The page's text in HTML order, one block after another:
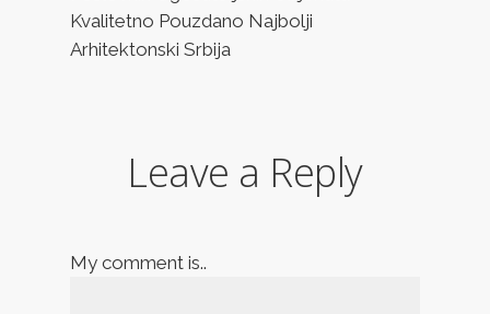
Kvalitetno Pouzdano Najbolji
Arhitektonski Srbija
Leave a Reply
My comment is..